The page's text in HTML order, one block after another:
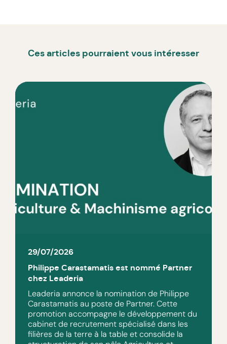
Ces articles pourraient vous intéresser
29/07/2026
Philippe Carastamatis est nommé Partner
chez Leaderia
Leaderia annonce la nomination de Philippe
Carastamatis au poste de Partner. Cette
promotion accompagne le développement du
cabinet de recrutement spécialisé dans les
filières de la terre à la table et consolide la